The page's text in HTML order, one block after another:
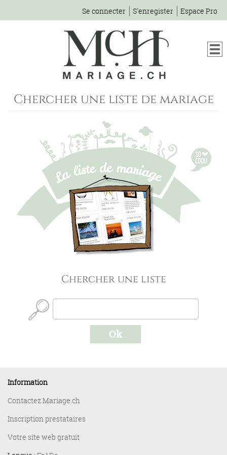
Se connecter S'enregister Espace Pro
Chercher une liste de mariage
Chercher une liste
Information
Contactez Mariage.ch
Inscription prestataires
Votre site web gratuit